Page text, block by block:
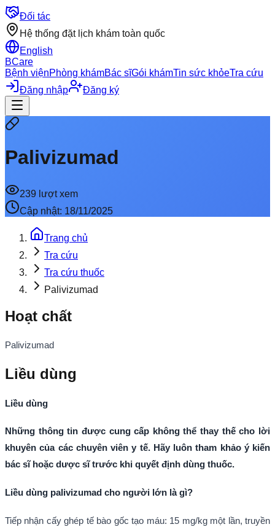
Đối tác
Hệ thống đặt lịch khám toàn quốc
English
BCare
Bệnh việnPhòng khámBác sĩGói khámTin sức khỏeTra cứu
Đăng nhập
Đăng ký
Palivizumad
239 lượt xem
Cập nhật: 18/11/2025
Trang chủ
Tra cứu
Tra cứu thuốc
Palivizumad
Hoạt chất
Palivizumad
Liều dùng
Liều dùng
Những thông tin được cung cấp không thể thay thế cho lời
khuyên của các chuyên viên y tế. Hãy luôn tham khảo ý kiến
bác sĩ hoặc dược sĩ trước khi quyết định dùng thuốc.
Liều dùng palivizumad cho người lớn là gì?
Tiếp nhận cấy ghép tế bào gốc tạo máu: 15 mg/kg một lần, truyền